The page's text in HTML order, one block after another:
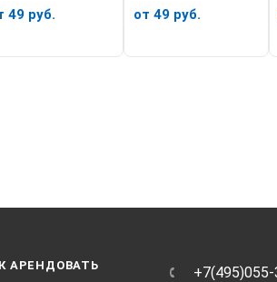
49 руб. от 49 руб.
АРЕНДОВАТЬ